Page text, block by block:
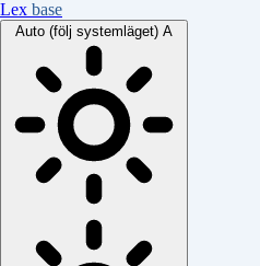
Lex base
Auto (följ systemläget) A